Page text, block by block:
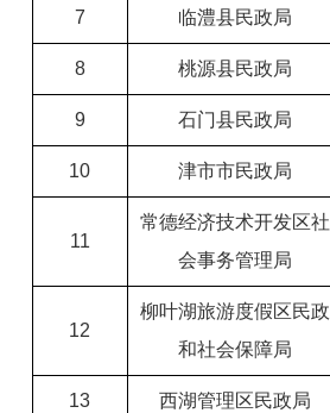
7 临澧县民政局
8 桃源县民政局
9 石门县民政局
10 津市市民政局
11
常德经济技术开发区社
会事务管理局
12
柳叶湖旅游度假区民政
和社会保障局
13 西湖管理区民政局